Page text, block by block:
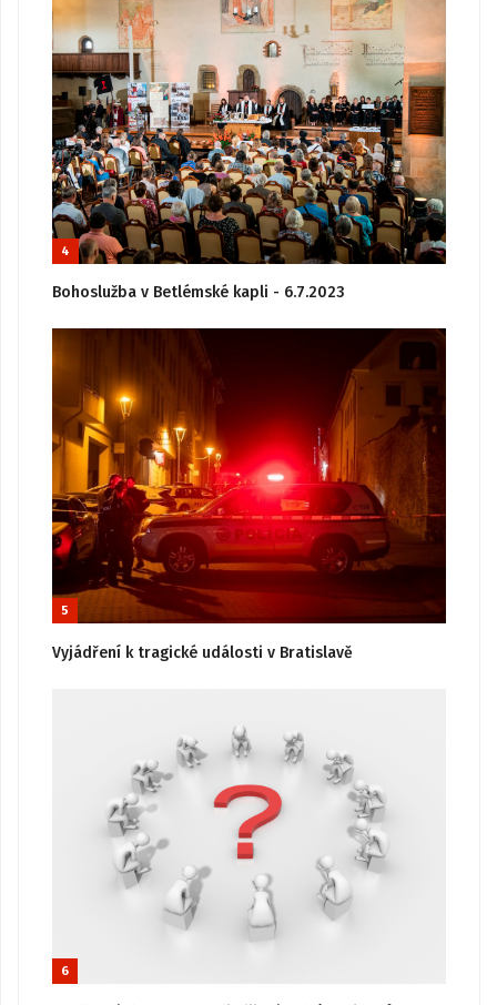
4
Bohoslužba v Betlémské kapli - 6.7.2023
5
Vyjádření k tragické události v Bratislavě
6